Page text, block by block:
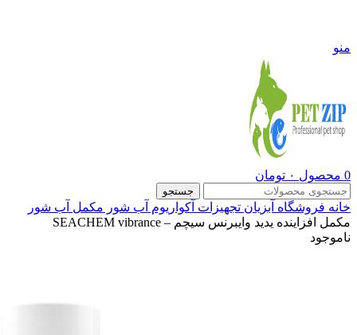
منو
0 محصول ۰ تومان
جستجو
خانه فروشگاه آبزیان تجهیزات آکواریوم آب شور مکمل آب شور
مکمل افزاینده یدید وایبرنس سیچم – SEACHEM vibrance
ناموجود